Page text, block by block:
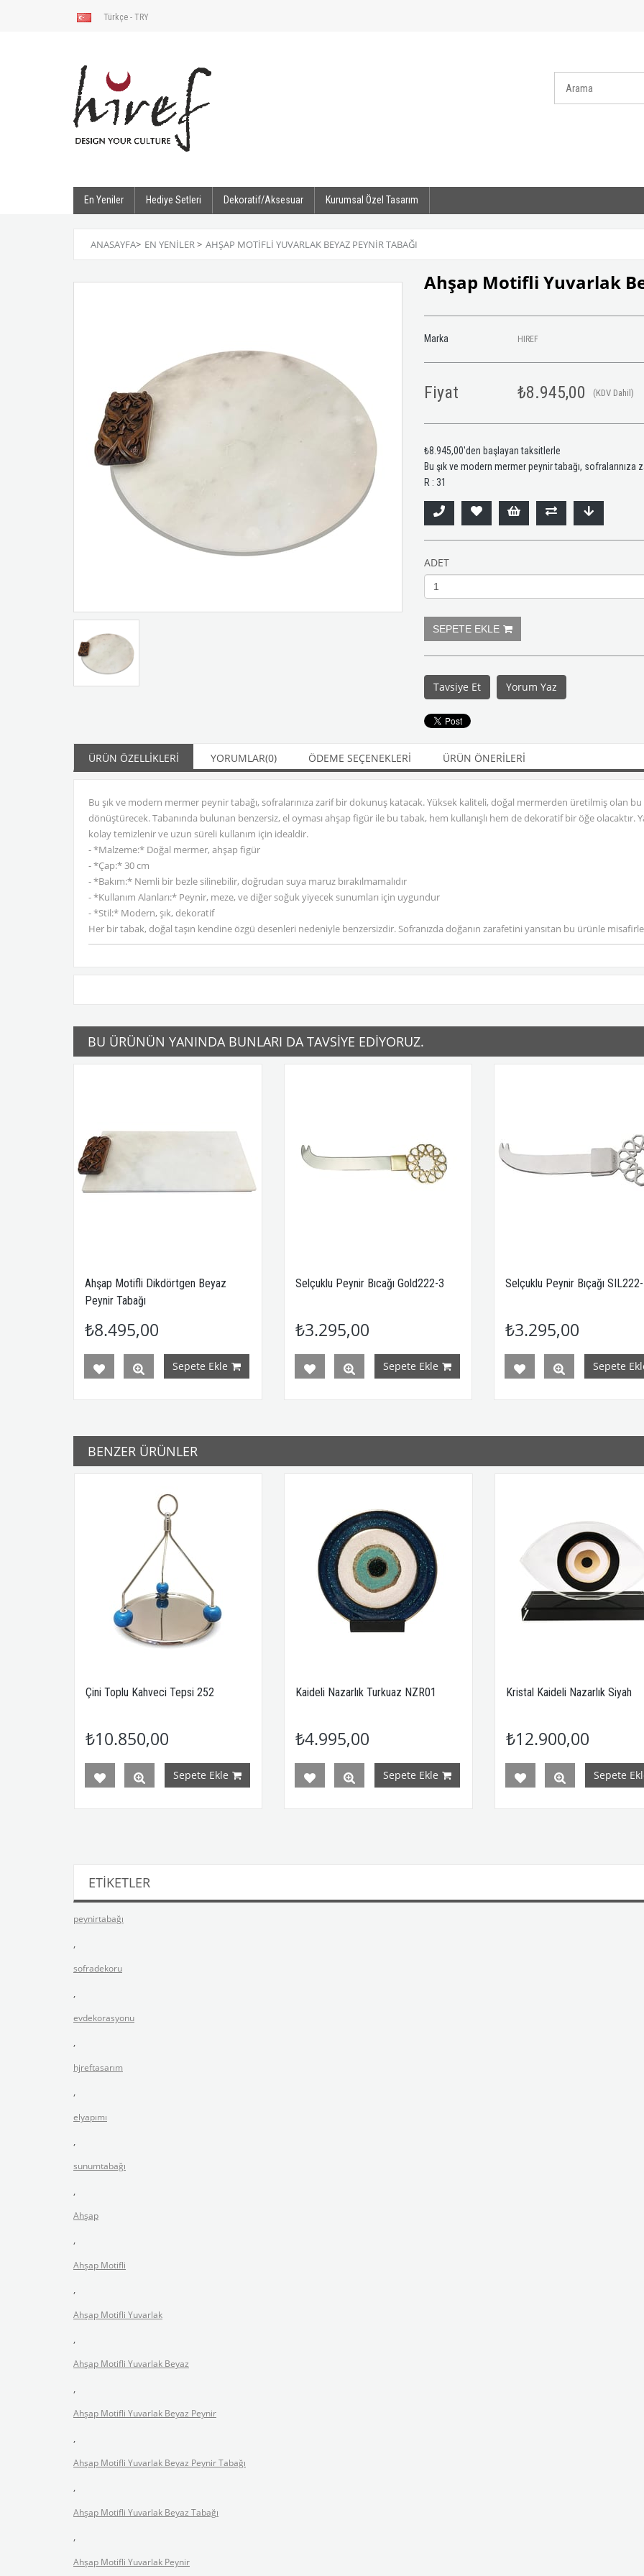
Türkçe - TRY
En Yeniler Hediye Setleri Dekoratif/Aksesuar Kurumsal Özel Tasarım
ANASAYFA> EN YENILER> AHŞAP MOTIFLI YUVARLAK BEYAZ PEYNIR TABAĞI
Ahşap Motifli Yuvarlak
Marka HIREF
Fiyat ₺8.945,00 (KDV Dahil)
₺8.945,00'den başlayan taksitlerle
Bu şık ve modern mermer peynir tabağı,
R : 31
ADET
Tavsiye Et Yorum Yaz
ÜRÜN ÖZELLIKLERI YORUMLAR(0) ÖDEME SEÇENEKLERI ÜRÜN ÖNERILERI
Bu şık ve modern mermer peynir tabağı, sofralarınıza zarif bir dokunuş katacak. Yüksek kaliteli, doğal mermerden üretilmiş olan
dönüştürecek. Tabanında bulunan benzersiz, el oyması ahşap figür ile bu tabak, hem kullanışlı hem de dekoratif bir öğe olacaktır.
kolay temizlenir ve uzun süreli kullanım için idealdir.
- *Malzeme:* Doğal mermer, ahşap figür
- *Çap:* 30 cm
- *Bakım:* Nemli bir bezle silinebilir, doğrudan suya maruz bırakılmamalıdır
- *Kullanım Alanları:* Peynir, meze, ve diğer soğuk yiyecek sunumları için uygundur
- *Stil:* Modern, şık, dekoratif
Her bir tabak, doğal taşın kendine özgü desenleri nedeniyle benzersizdir. Sofranızda doğanın zarafetini yansıtan bu ürünle
BU ÜRÜNÜN YANINDA BUNLARI DA TAVSIYE EDIYORUZ.
Ahşap Motifli Dikdörtgen Beyaz
Peynir Tabağı
₺8.495,00
Sepete Ekle
Selçuklu Peynir Bıcağı Gold222-3
₺3.295,00
Sepete Ekle
Selçuklu Peynir Bıçağı
₺3.295,00
Sepete
BENZER ÜRÜNLER
Çini Toplu Kahveci Tepsi 252
₺10.850,00
Sepete Ekle
Kaideli Nazarlık Turkuaz NZR01
₺4.995,00
Sepete Ekle
Kristal Kaideli Nazarlık Siyah
₺12.900,00
Sepete
ETIKETLER
peynirtabağı
,
sofradekoru
,
evdekorasyonu
,
hjreftasarım
,
elyapımı
,
sunumtabağı
,
Ahşap
,
Ahşap Motifli
,
Ahşap Motifli Yuvarlak
,
Ahşap Motifli Yuvarlak Beyaz
,
Ahşap Motifli Yuvarlak Beyaz Peynir
,
Ahşap Motifli Yuvarlak Beyaz Peynir Tabağı
,
Ahşap Motifli Yuvarlak Beyaz Tabağı
,
Ahşap Motifli Yuvarlak Peynir